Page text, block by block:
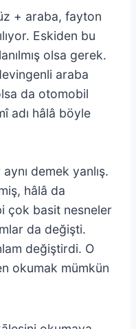
+ araba, fayton
Eskiden bu
olsa gerek.
araba
da otomobil
adı hâlâ böyle
demek yanlış.
hâlâ da
çok basit nesneler
da değişti.
değiştirdi. O
okumak mümkün